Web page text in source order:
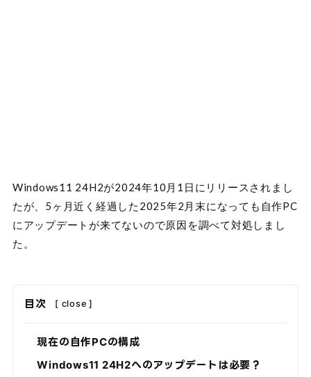
Windows11 24H2が2024年10月1日にリリースされまし
たが、5ヶ月近く経過した2025年2月末になっても自作PC
にアップデートが来てないので原因を調べて対処しまし
た。
目次 [ close ]
現在の自作PCの構成
Windows11 24H2へのアップデートは必要？